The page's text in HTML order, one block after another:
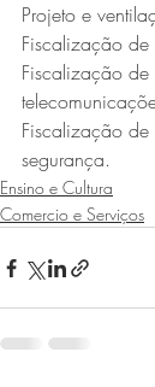
Projeto e
Fiscalização de
Fiscalização
Fiscalização
segurança.
Ensino e Cultura
Comercio e Serviços